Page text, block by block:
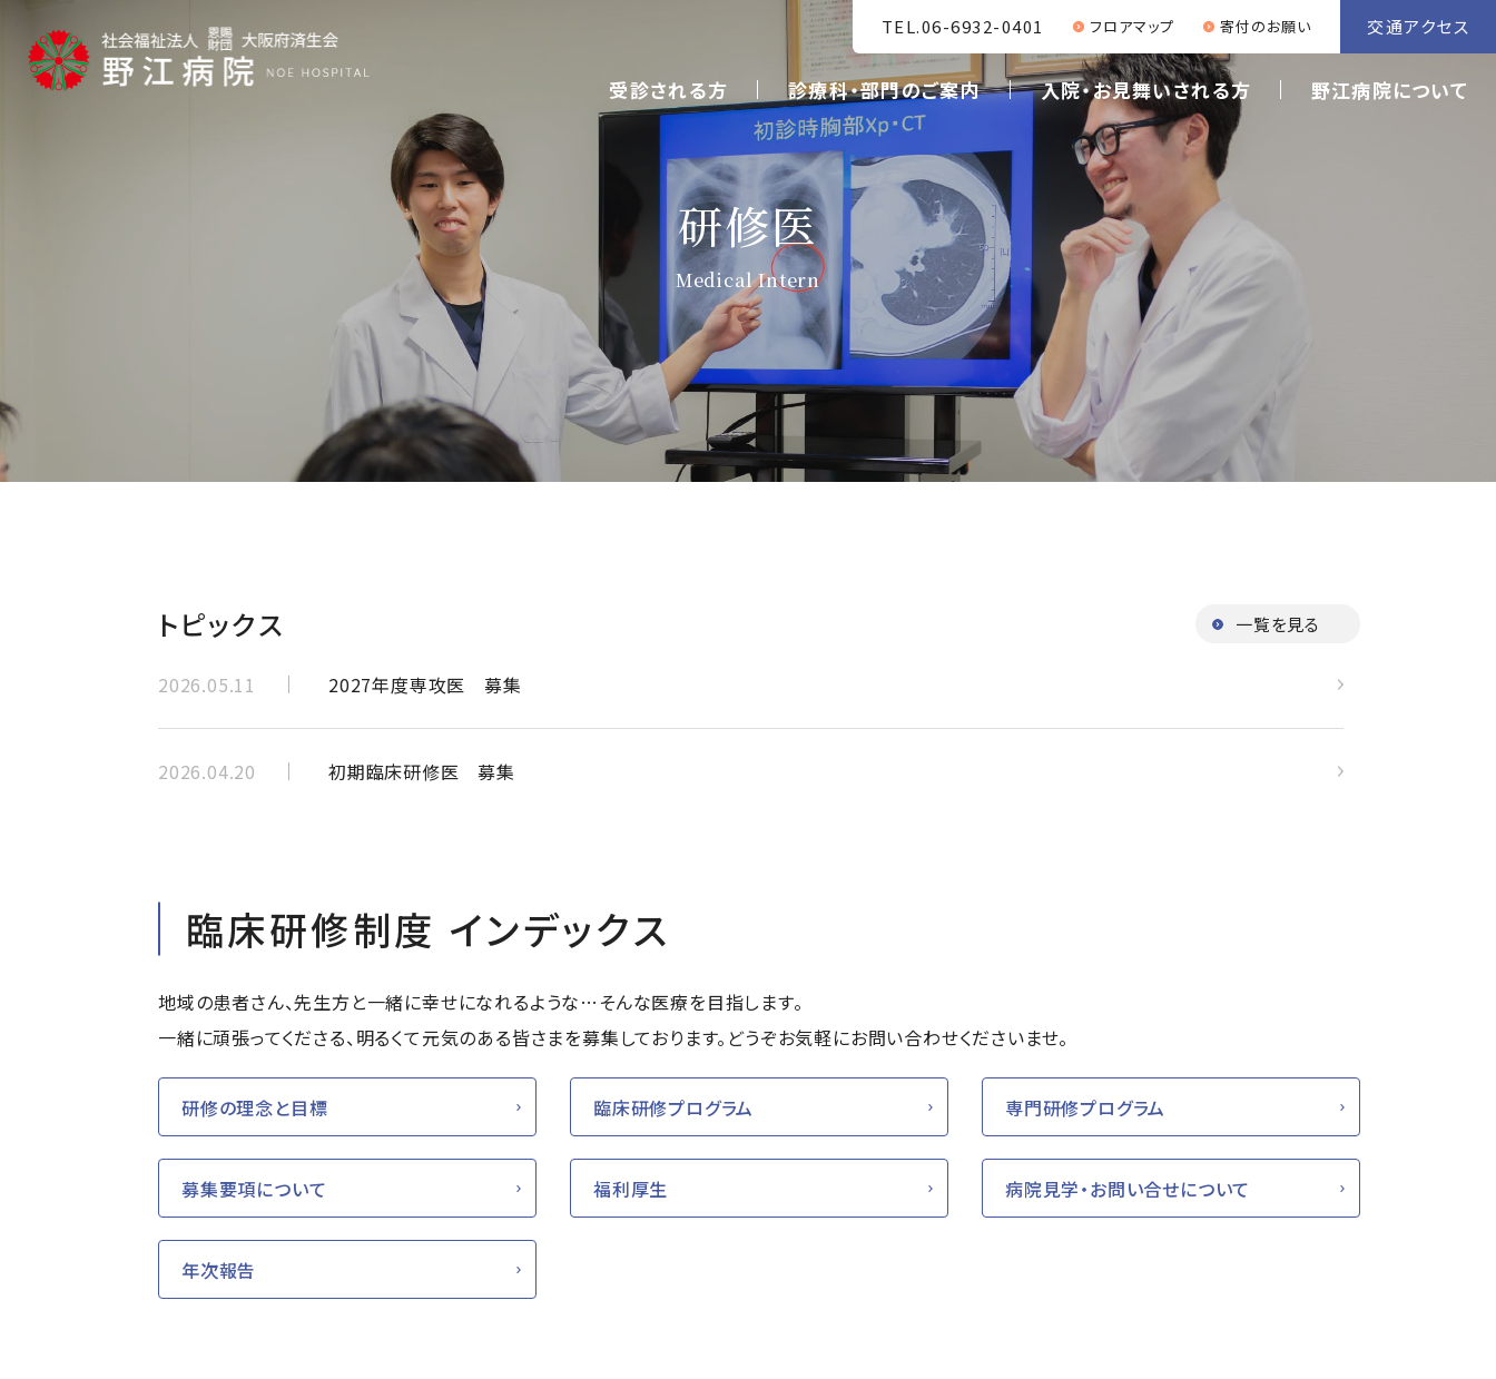
TEL.06-6932-0401 フロアマップ 寄付のお願い 交通アクセス
受診される方 診療科・部門のご案内 入院・お見舞いされる方 野江病院について
研修医
Medical Intern
トピックス 一覧を見る
2026.05.11 2027年度専攻医 募集
2026.04.20 初期臨床研修医 募集
臨床研修制度 インデックス
地域の患者さん、先生方と一緒に幸せになれるような…そんな医療を目指します。
一緒に頑張ってくださる、明るくて元気のある皆さまを募集しております。どうぞお気軽にお問い合わせくださいませ。
研修の理念と目標 臨床研修プログラム 専門研修プログラム
募集要項について 福利厚生 病院見学・お問い合せについて
年次報告